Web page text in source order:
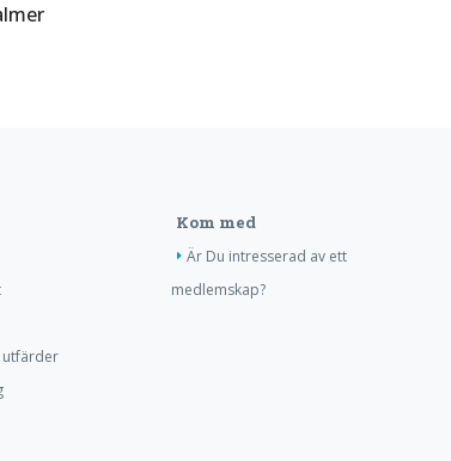
utfärder
Kom med
Är Du intresserad av ett
medlemskap?